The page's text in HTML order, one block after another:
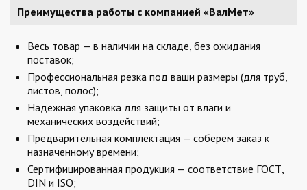
Преимущества работы с компанией «ВалМет»
Весь товар — в наличии на складе, без ожидания
поставок;
Профессиональная резка под ваши размеры (для труб,
листов, полос);
Надежная упаковка для защиты от влаги и
механических воздействий;
Предварительная комплектация — соберем заказ к
назначенному времени;
Сертифицированная продукция — соответствие ГОСТ,
DIN и ISO;